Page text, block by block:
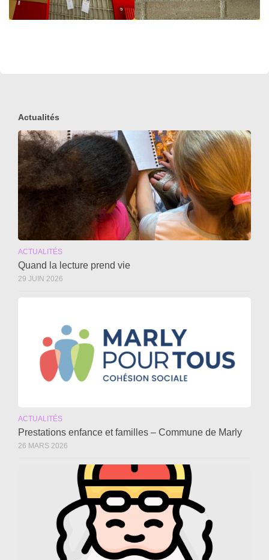
Actualités
ACTUALITÉS
Quand la lecture prend vie
29 JUIN 2026
ACTUALITÉS
Prestations enfance et familles – Commune de Marly
26 MARS 2026